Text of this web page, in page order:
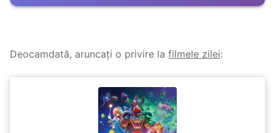
Deocamdată, aruncați o privire la filmele zilei: